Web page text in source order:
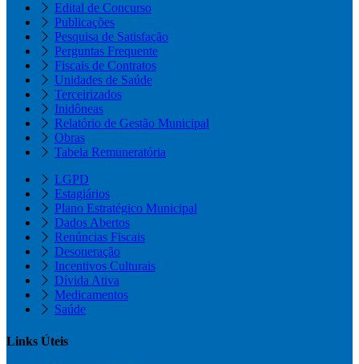
Edital de Concurso
Publicações
Pesquisa de Satisfação
Perguntas Frequente
Fiscais de Contratos
Unidades de Saúde
Terceirizados
Inidôneas
Relatório de Gestão Municipal
Obras
Tabela Remuneratória
LGPD
Estagiários
Plano Estratégico Municipal
Dados Abertos
Renúncias Fiscais
Desoneração
Incentivos Culturais
Dívida Ativa
Medicamentos
Saúde
Links Úteis